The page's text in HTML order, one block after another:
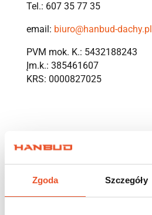
Zgoda Szczegóły
Tel.: 607 35 77 35
email: biuro@hanbud-dachy.pl
PVM mok. K.: 5432188243
Įm.k.: 385461607
KRS: 0000827025